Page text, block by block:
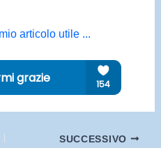
articolo utile ...
SUCCESSIVO